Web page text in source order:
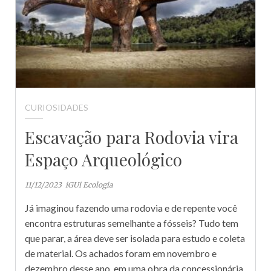
CURIOSIDADES
Escavação para Rodovia vira
Espaço Arqueológico
11/12/2023 iGUi Ecologia
Já imaginou fazendo uma rodovia e de repente você
encontra estruturas semelhante a fósseis? Tudo tem
que parar, a área deve ser isolada para estudo e coleta
de material. Os achados foram em novembro e
dezembro desse ano, em uma obra da concessionária